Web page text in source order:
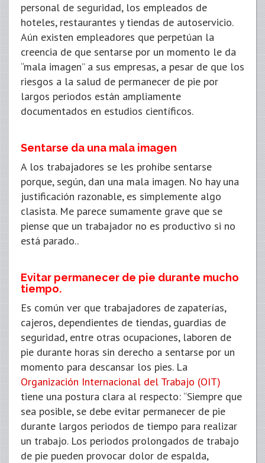
personal de seguridad, los empleados de
hoteles, restaurantes y tiendas de autoservicio.
Aún existen empleadores que perpetúan la
creencia de que sentarse por un momento le da
“mala imagen” a sus empresas, a pesar de que los
riesgos a la salud de permanecer de pie por
largos periodos están ampliamente
documentados en estudios científicos.
Sentarse da una mala imagen
A los trabajadores se les prohíbe sentarse
porque, según, dan una mala imagen. No hay una
justificación razonable, es simplemente algo
clasista. Me parece sumamente grave que se
piense que un trabajador no es productivo si no
está parado..
Evitar permanecer de pie durante mucho
tiempo.
Es común ver que trabajadores de zapaterías,
cajeros, dependientes de tiendas, guardias de
seguridad, entre otras ocupaciones, laboren de
pie durante horas sin derecho a sentarse por un
momento para descansar los pies. La
Organización Internacional del Trabajo (OIT)
tiene una postura clara al respecto: “Siempre que
sea posible, se debe evitar permanecer de pie
durante largos periodos de tiempo para realizar
un trabajo. Los periodos prolongados de trabajo
de pie pueden provocar dolor de espalda,